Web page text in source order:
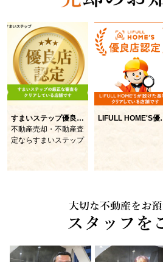
すまいステップ優良店認定
不動産売却・不動産査
定ならすまいステップ